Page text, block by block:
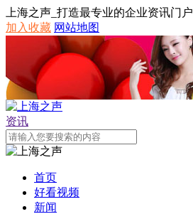
上海之声_打造最专业的企业资讯门户
加入收藏 网站地图
资讯
首页
好看视频
新闻